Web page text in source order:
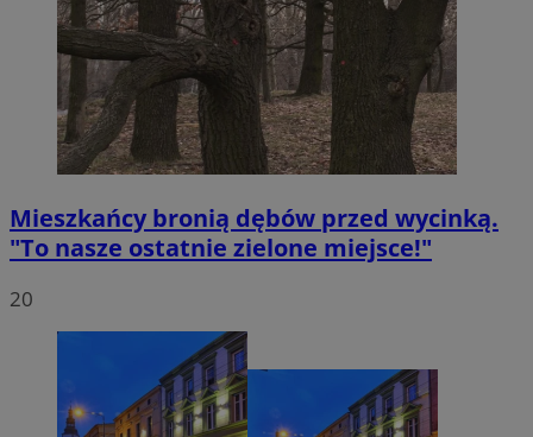
Mieszkańcy bronią dębów przed wycinką.
"To nasze ostatnie zielone miejsce!"
20